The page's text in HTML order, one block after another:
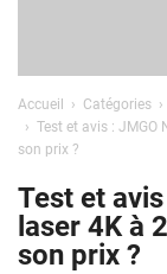
Accueil Catégories
Test et avis : JMGO
son prix ?
Test et
laser 4K à
son prix ?